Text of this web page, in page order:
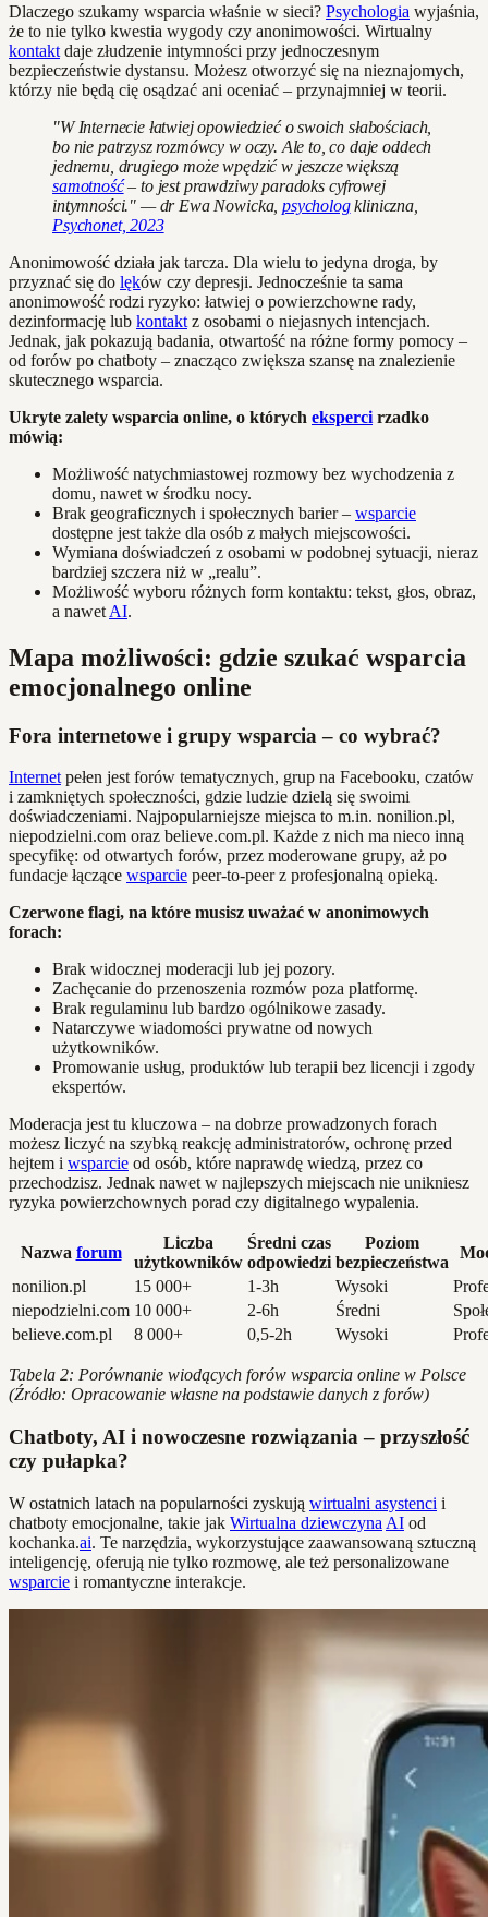
Dlaczego szukamy wsparcia właśnie w sieci? Psychologia wyjaśnia,
że to nie tylko kwestia wygody czy anonimowości. Wirtualny
kontakt daje złudzenie intymności przy jednoczesnym
bezpieczeństwie dystansu. Możesz otworzyć się na nieznajomych,
którzy nie będą cię osądzać ani oceniać – przynajmniej w teorii.
"W Internecie łatwiej opowiedzieć o swoich słabościach,
bo nie patrzysz rozmówcy w oczy. Ale to, co daje oddech
jednemu, drugiego może wpędzić w jeszcze większą
samotność– to jest prawdziwy paradoks cyfrowej
intymności." — dr Ewa Nowicka,psychologkliniczna,
Psychonet, 2023
Anonimowość działa jak tarcza. Dla wielu to jedyna droga, by
przyznać się do lęków czy depresji. Jednocześnie ta sama
anonimowość rodzi ryzyko: łatwiej o powierzchowne rady,
dezinformację lub kontakt z osobami o niejasnych intencjach.
Jednak, jak pokazują badania, otwartość na różne formy pomocy –
od forów po chatboty – znacząco zwiększa szansę na znalezienie
skutecznego wsparcia.
Ukryte zalety wsparcia online, o których eksperci rzadko
mówią:
Możliwość natychmiastowej rozmowy bez wychodzenia z
domu, nawet w środku nocy.
Brak geograficznych i społecznych barier – wsparcie
dostępne jest także dla osób z małych miejscowości.
Wymiana doświadczeń z osobami w podobnej sytuacji, nieraz
bardziej szczera niż w „realu”.
Możliwość wyboru różnych form kontaktu: tekst, głos, obraz,
a nawet AI.
Mapa możliwości: gdzie szukać wsparcia
emocjonalnego online
Fora internetowe i grupy wsparcia – co wybrać?
Internet pełen jest forów tematycznych, grup na Facebooku, czatów
i zamkniętych społeczności, gdzie ludzie dzielą się swoimi
doświadczeniami. Najpopularniejsze miejsca to m.in. nonilion.pl,
niepodzielni.com oraz believe.com.pl. Każde z nich ma nieco inną
specyfikę: od otwartych forów, przez moderowane grupy, aż po
fundacje łączące wsparcie peer-to-peer z profesjonalną opieką.
Czerwone flagi, na które musisz uważać w anonimowych
forach:
Brak widocznej moderacji lub jej pozory.
Zachęcanie do przenoszenia rozmów poza platformę.
Brak regulaminu lub bardzo ogólnikowe zasady.
Natarczywe wiadomości prywatne od nowych
użytkowników.
Promowanie usług, produktów lub terapii bez licencji i zgody
ekspertów.
Moderacja jest tu kluczowa – na dobrze prowadzonych forach
możesz liczyć na szybką reakcję administratorów, ochronę przed
hejtem i wsparcie od osób, które naprawdę wiedzą, przez co
przechodzisz. Jednak nawet w najlepszych miejscach nie unikniesz
ryzyka powierzchownych porad czy digitalnego wypalenia.
Nazwa forum
Liczba
użytkowników
Średni czas
odpowiedzi
Poziom
bezpieczeństwa
nonilion.pl
15 000+ 1-3h Wysoki
niepodzielni.com 10 000+ 2-6h Średni
believe.com.pl
8 000+ 0,5-2h Wysoki
Tabela 2: Porównanie wiodących forów wsparcia online w Polsce
(Źródło: Opracowanie własne na podstawie danych z forów)
Chatboty, AI i nowoczesne rozwiązania – przyszłość
czy pułapka?
W ostatnich latach na popularności zyskują wirtualni asystenci i
chatboty emocjonalne, takie jak Wirtualna dziewczyna AI od
kochanka.ai. Te narzędzia, wykorzystujące zaawansowaną sztuczną
inteligencję, oferują nie tylko rozmowę, ale też personalizowane
wsparcie i romantyczne interakcje.